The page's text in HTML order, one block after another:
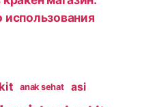
anak sehat
asi